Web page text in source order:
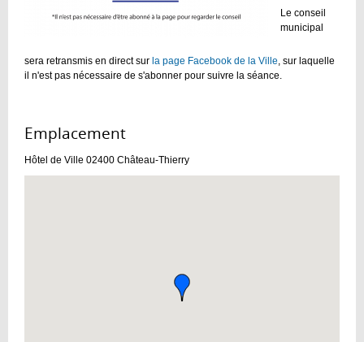
Le conseil
municipal
sera retransmis en direct sur la page Facebook de la Ville , sur laquelle
il n'est pas nécessaire de s'abonner pour suivre la séance.
Emplacement :
Hôtel de Ville 02400 Château-Thierry